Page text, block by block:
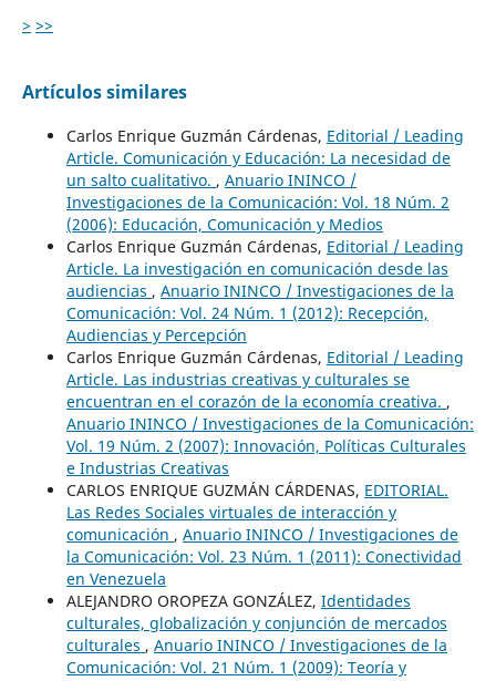
> >>
Artículos similares
Carlos Enrique Guzmán Cárdenas, Editorial / Leading
Article. Comunicación y Educación: La necesidad de
un salto cualitativo. , Anuario ININCO /
Investigaciones de la Comunicación: Vol. 18 Núm. 2
(2006): Educación, Comunicación y Medios
Carlos Enrique Guzmán Cárdenas, Editorial / Leading
Article. La investigación en comunicación desde las
audiencias , Anuario ININCO / Investigaciones de la
Comunicación: Vol. 24 Núm. 1 (2012): Recepción,
Audiencias y Percepción
Carlos Enrique Guzmán Cárdenas, Editorial / Leading
Article. Las industrias creativas y culturales se
encuentran en el corazón de la economía creativa. ,
Anuario ININCO / Investigaciones de la Comunicación:
Vol. 19 Núm. 2 (2007): Innovación, Políticas Culturales
e Industrias Creativas
CARLOS ENRIQUE GUZMÁN CÁRDENAS, EDITORIAL.
Las Redes Sociales virtuales de interacción y
comunicación , Anuario ININCO / Investigaciones de
la Comunicación: Vol. 23 Núm. 1 (2011): Conectividad
en Venezuela
ALEJANDRO OROPEZA GONZÁLEZ, Identidades
culturales, globalización y conjunción de mercados
culturales , Anuario ININCO / Investigaciones de la
Comunicación: Vol. 21 Núm. 1 (2009): Teoría y